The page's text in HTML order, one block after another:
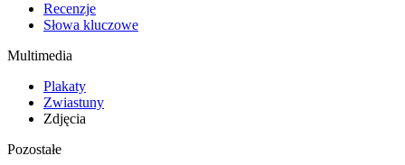
Recenzje
Słowa kluczowe
Multimedia
Plakaty
Zwiastuny
Zdjęcia
Pozostałe